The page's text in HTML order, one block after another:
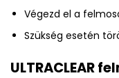
Végezd el a
Szükség esetén
ULTRACLEAR